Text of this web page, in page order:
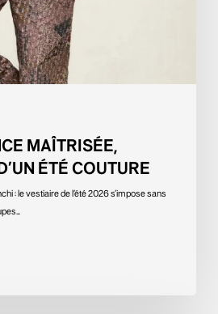
MAÎTRISÉE,
ÉTÉ COUTURE
: le vestiaire de l’été 2026 s’impose sans